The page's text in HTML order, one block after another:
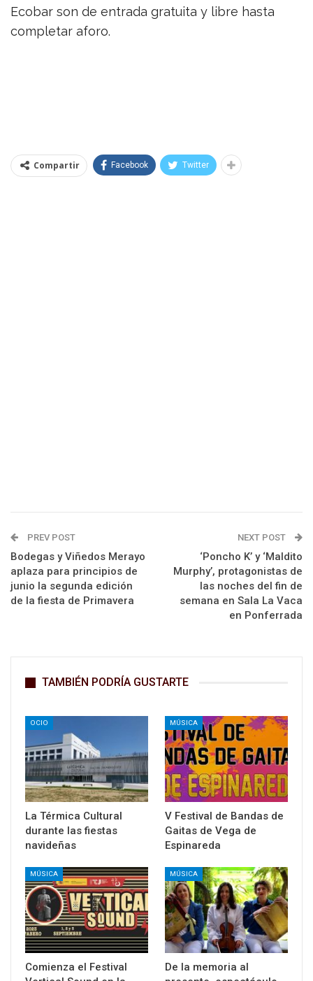
Ecobar son de entrada gratuita y libre hasta
completar aforo.
Compartir Facebook Twitter
PREV POST
Bodegas y Viñedos Merayo
aplaza para principios de
junio la segunda edición
de la fiesta de Primavera
NEXT POST
‘Poncho K’ y ‘Maldito
Murphy’, protagonistas de
las noches del fin de
semana en Sala La Vaca
en Ponferrada
TAMBIÉN PODRÍA GUSTARTE
OCIO
La Térmica Cultural
durante las fiestas
navideñas
MÚSICA
V Festival de Bandas de
Gaitas de Vega de
Espinareda
MÚSICA
Comienza el Festival
MÚSICA
De la memoria al